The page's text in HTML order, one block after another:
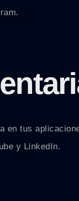
en tus
y LinkedIn.